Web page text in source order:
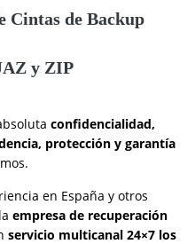
Cintas de Backup
y ZIP
confidencialidad,
protección y garantía
en España y otros
empresa de recuperación
servicio multicanal 24×7 los